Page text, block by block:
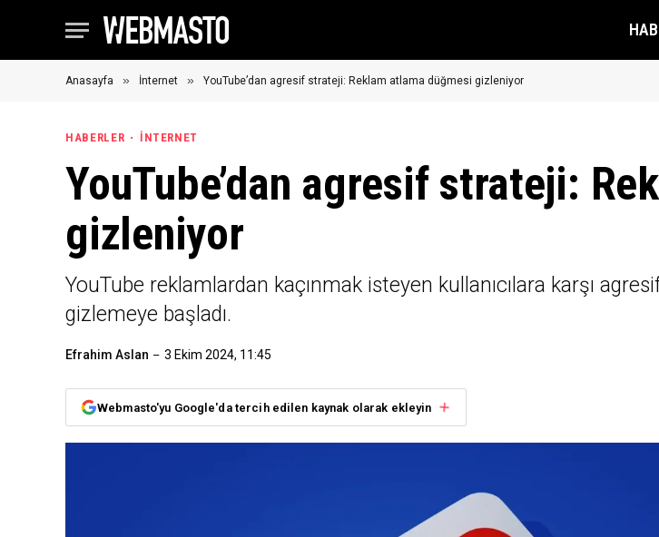
Anasayfa » İnternet » YouTube’dan agresif strateji: Reklam atlama düğmesi gizleniyor
HABERLER İNTERNET
YouTube’dan agresif strateji:
gizleniyor
YouTube reklamlardan kaçınmak isteyen kullanıcılara karşı
gizlemeye başladı.
Efrahim Aslan 3 Ekim 2024, 11:45
Webmasto'yu Google'da tercih edilen kaynak olarak ekleyin